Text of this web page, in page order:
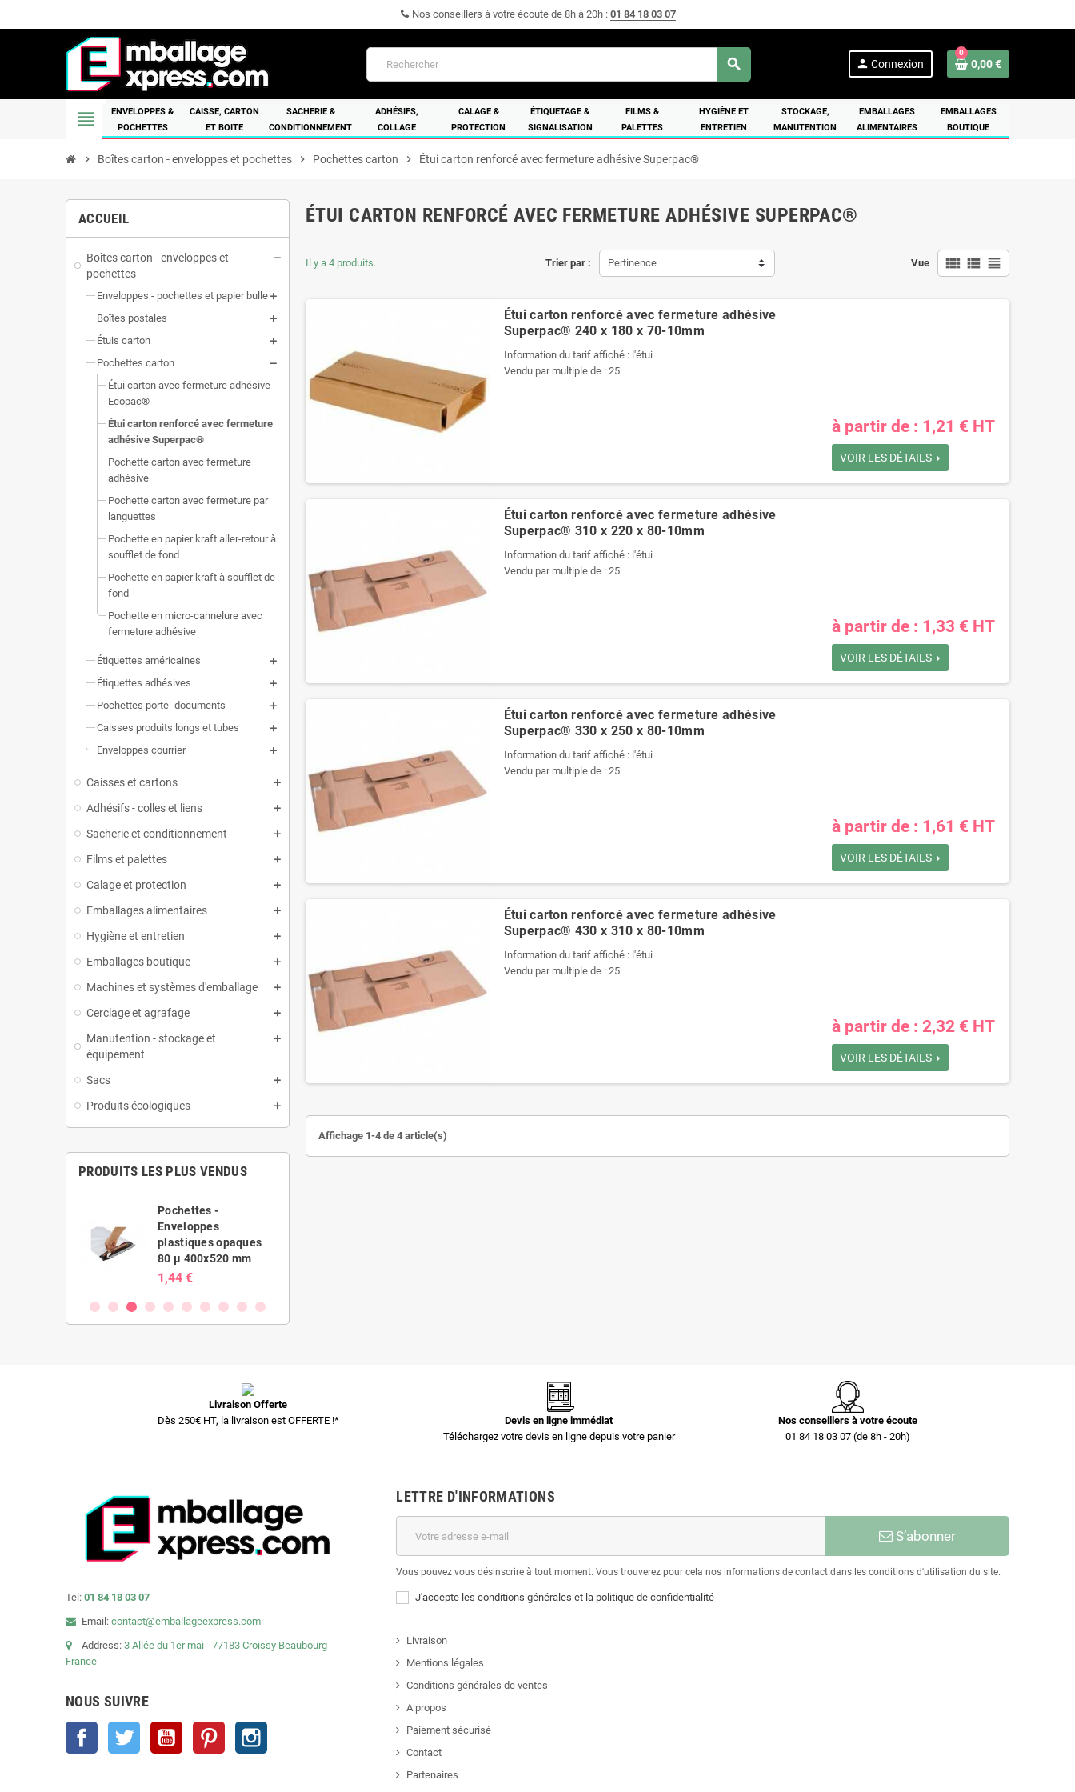
Nos conseillers à votre écoute de 8h à 20h : 01 84 18 03 07
search person Connexion
0
0,00 €
view_headline
ENVELOPPES &
POCHETTES
CAISSE, CARTON
ET BOITE
SACHERIE &
CONDITIONNEMENT
ADHÉSIFS,
COLLAGE
CALAGE &
PROTECTION
ÉTIQUETAGE &
SIGNALISATION
FILMS &
PALETTES
HYGIÈNE ET
ENTRETIEN
STOCKAGE,
MANUTENTION
EMBALLAGES
ALIMENTAIRES
EMBALLAGES
BOUTIQUE
chevron_right Boîtes carton - enveloppes et pochettes chevron_right Pochettes carton chevron_right Étui carton renforcé avec fermeture adhésive Superpac®
ACCUEIL
Boîtes carton - enveloppes et
pochettes
Enveloppes - pochettes et papier bulle
Boîtes postales
Étuis carton
Pochettes carton
Étui carton avec fermeture adhésive
Ecopac®
Étui carton renforcé avec fermeture
adhésive Superpac®
Pochette carton avec fermeture
adhésive
Pochette carton avec fermeture par
languettes
Pochette en papier kraft aller-retour à
soufflet de fond
Pochette en papier kraft à soufflet de
fond
Pochette en micro-cannelure avec
fermeture adhésive
Étiquettes américaines
Étiquettes adhésives
Pochettes porte -documents
Caisses produits longs et tubes
Enveloppes courrier
Caisses et cartons
Adhésifs - colles et liens
Sacherie et conditionnement
Films et palettes
Calage et protection
Emballages alimentaires
Hygiène et entretien
Emballages boutique
Machines et systèmes d'emballage
Cerclage et agrafage
Manutention - stockage et
équipement
Sacs
Produits écologiques
PRODUITS LES PLUS VENDUS
Pochettes -
Enveloppes
plastiques opaques
80 µ 400x520 mm
1,44 €
ÉTUI CARTON RENFORCÉ AVEC FERMETURE ADHÉSIVE SUPERPAC®
Trier par : Pertinence Vue view_comfy view_list view_headline
Il y a 4 produits.
Étui carton renforcé avec fermeture adhésive
Superpac® 240 x 180 x 70-10mm
Information du tarif affiché : l'étui
Vendu par multiple de : 25
à partir de : 1,21 € HT
VOIR LES DÉTAILS
Étui carton renforcé avec fermeture adhésive
Superpac® 310 x 220 x 80-10mm
Information du tarif affiché : l'étui
Vendu par multiple de : 25
à partir de : 1,33 € HT
VOIR LES DÉTAILS
Étui carton renforcé avec fermeture adhésive
Superpac® 330 x 250 x 80-10mm
Information du tarif affiché : l'étui
Vendu par multiple de : 25
à partir de : 1,61 € HT
VOIR LES DÉTAILS
Étui carton renforcé avec fermeture adhésive
Superpac® 430 x 310 x 80-10mm
Information du tarif affiché : l'étui
Vendu par multiple de : 25
à partir de : 2,32 € HT
VOIR LES DÉTAILS
Affichage 1-4 de 4 article(s)
Livraison Offerte
Dès 250€ HT, la livraison est OFFERTE !*
Devis en ligne immédiat
Téléchargez votre devis en ligne depuis votre panier
Nos conseillers à votre écoute
01 84 18 03 07 (de 8h - 20h)
Tel: 01 84 18 03 07
Email: contact@emballageexpress.com
Address: 3 Allée du 1er mai - 77183 Croissy Beaubourg -
France
NOUS SUIVRE
Facebook Twitter YouTube Pinterest
LETTRE D'INFORMATIONS
S’abonner
Vous pouvez vous désinscrire à tout moment. Vous trouverez pour cela nos informations de contact dans les conditions d'utilisation du site.
J'accepte les conditions générales et la politique de confidentialité
Livraison
Mentions légales
Conditions générales de ventes
A propos
Paiement sécurisé
Contact
Partenaires